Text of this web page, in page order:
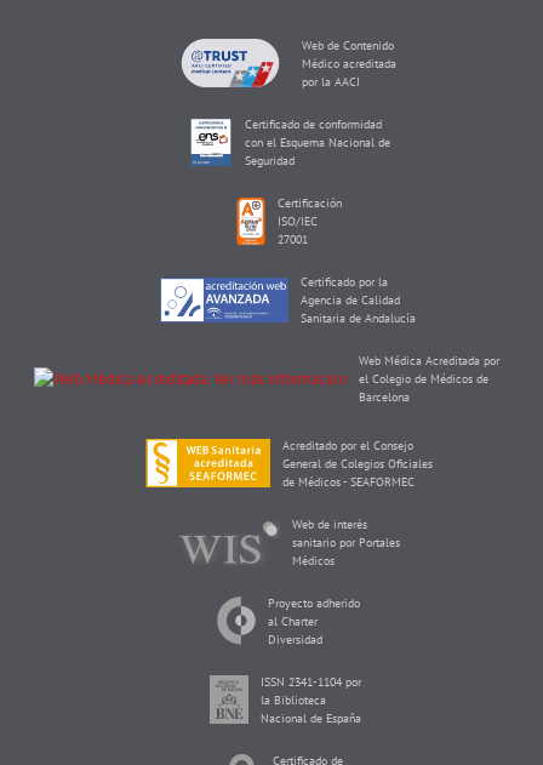
Web de Contenido
Médico acreditada
por la AACI
Certificado de conformidad
con el Esquema Nacional de
Seguridad
Certificación
ISO/IEC
27001
Certificado por la
Agencia de Calidad
Sanitaria de Andalucía
Web Médica Acreditada por
el Colegio de Médicos de
Barcelona
Acreditado por el Consejo
General de Colegios Oficiales
de Médicos - SEAFORMEC
Web de interés
sanitario por Portales
Médicos
Proyecto adherido
al Charter
Diversidad
ISSN 2341-1104 por
la Biblioteca
Nacional de España
Certificado de